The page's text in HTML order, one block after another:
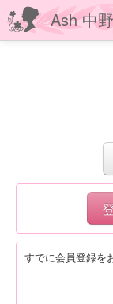
Ash 中
すでに会員登録を